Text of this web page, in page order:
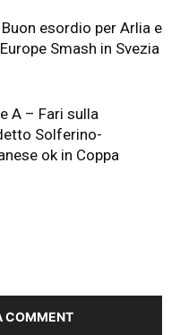
esordio per Arlia e
Smash in Svezia
A – Fari sulla
Solferino-
ok in Coppa
COMMENT